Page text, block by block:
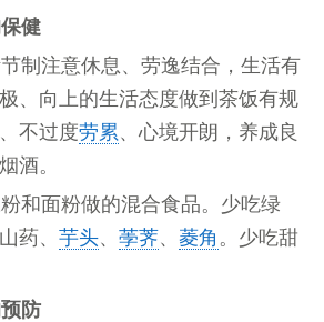
健
制注意休息、劳逸结合，生活有
、向上的生活态度做到茶饭有规
不过度劳累、心境开朗，养成良
酒。
和面粉做的混合食品。少吃绿
药、芋头、荸荠、菱角 。少吃甜
防